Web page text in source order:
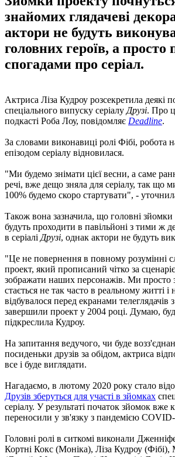
знайомих глядачеві
актори не будуть
головних героїв, а просто
спогадами про серіал.
Актриса Ліза Кудроу розсекретила деякі
спеціального випуску серіалу Друзі. Про
подкасті Роба Лоу, повідомляє Deadline.
За словами виконавиці ролі Фібі, робота
епізодом серіалу відновилася.
"Ми будемо знімати цієї весни, а саме
речі, вже дещо зняла для серіалу, так що
100% будемо скоро стартувати", -
Також вона зазначила, що головні
будуть проходити в павільйоні з тими ж
в серіалі Друзі, однак актори не будуть
"Це не повернення в повному розумінні
проект, який прописаний чітко за
зображати наших персонажів. Ми просто
стається не так часто в реальному житті і
відбувалося перед екранами телеглядачів
завершили проект у 2004 році. Думаю,
підкреслила Кудроу.
На запитання ведучого, чи буде
посиденьки друзів за обідом, актриса
все і буде виглядати.
Нагадаємо, в лютому 2020 року стало
Друзів зберуться для участі в зйомках
серіалу. У результаті початок зйомок вже
переносили у зв'язку з пандемією
Головні ролі в ситкомі виконали
Кортні Кокс (Моніка), Ліза Кудроу